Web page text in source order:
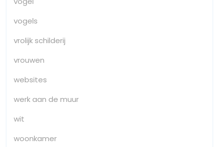
vogels
vrolijk schilderij
vrouwen
websites
werk aan de muur
wit
woonkamer